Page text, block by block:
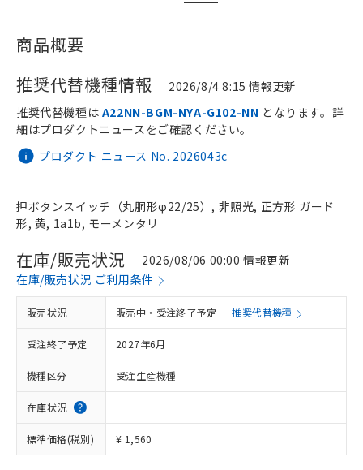
商品概要
推奨代替機種情報
2026/8/4 8:15 情報更新
プロダクト ニュース No. 2026043c
推奨代替機種は A22NN-BGM-NYA-G102-NN となります。詳
細はプロダクトニュースをご確認ください。
押ボタンスイッチ（丸胴形φ22/25）, 非照光, 正方形 ガード
形, 黄, 1a1b, モーメンタリ
在庫/販売状況
2026/08/06 00:00 情報更新
在庫/販売状況 ご利用条件
販売状況 販売中・受注終了予定 推奨代替機種
受注終了予定 2027年6月
機種区分 受注生産機種
在庫状況
標準価格(税別) ¥ 1,560